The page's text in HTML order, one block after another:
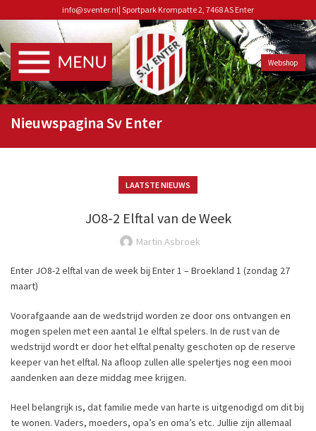
info@sventer.nl| Sportpark Krompatte 2, 7468 AS Enter
Webshop
Nieuwspagina Sv Enter
LAATSTE NIEUWS
JO8-2 Elftal van de Week
Martin Asbroek
Enter JO8-2 elftal van de week bij Enter 1 – Broekland 1 (zondag 27
maart)
Voorafgaande aan de wedstrijd worden ze door ons ontvangen en
mogen spelen met een aantal 1e elftal spelers. In de rust van de
wedstrijd wordt er door het elftal penalty geschoten op de reserve
keeper van het elftal. Na afloop zullen alle spelertjes nog een mooi
aandenken aan deze middag mee krijgen.
Heel belangrijk is, dat familie mede van harte is uitgenodigd om dit bij
te wonen. Vaders, moeders, opa’s en oma’s etc. Jullie zijn allemaal